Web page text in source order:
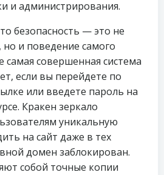
и администрирования.
безопасность — это не
но и поведение самого
самая совершенная система
если вы перейдете по
или введете пароль на
Кракен зеркало
уникальную
на сайт даже в тех
домен заблокирован.
собой точные копии